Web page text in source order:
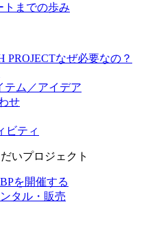
トまでの歩み
PROJECTなぜ必要なの？
テム／アイデア
せ
ビティ
いプロジェクト
を開催する
タル・販売